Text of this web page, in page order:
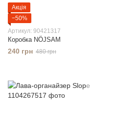
Акція
−50%
Артикул: 90421317
Коробка NÖJSAM
240 грн 480 грн